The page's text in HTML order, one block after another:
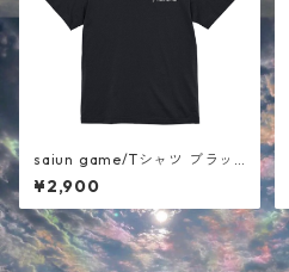
saiun game/Tシャツ ブラッ
ク
¥2,900